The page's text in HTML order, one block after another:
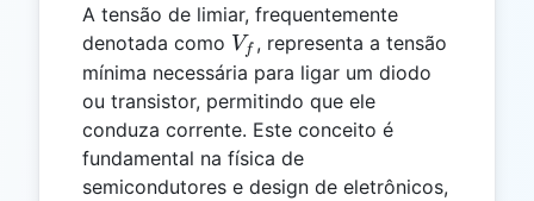
A tensão de limiar, frequentemente
denotada como V_f
Vf , representa a tensão
mínima necessária para ligar um diodo
ou transistor, permitindo que ele
conduza corrente. Este conceito é
fundamental na física de
semicondutores e design de eletrônicos,